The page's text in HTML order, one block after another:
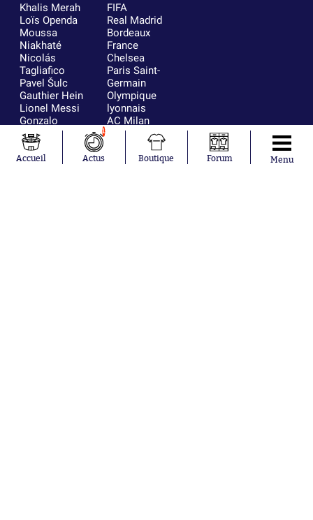
Khalis Merah
Loïs Openda
Moussa
Niakhaté
Nicolás
Tagliafico
Pavel Šulc
Gauthier Hein
Lionel Messi
Gonzalo
García Torres
Gio Reyna
Leandro
FIFA
Real Madrid
Bordeaux
France
Chelsea
Paris Saint-
Germain
Olympique
lyonnais
AC Milan
RC Strasbourg
Accueil
1
Actus Boutique Forum Menu